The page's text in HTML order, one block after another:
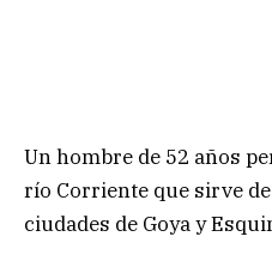
Un hombre de 52 años
río Corriente que sirve
ciudades de Goya y